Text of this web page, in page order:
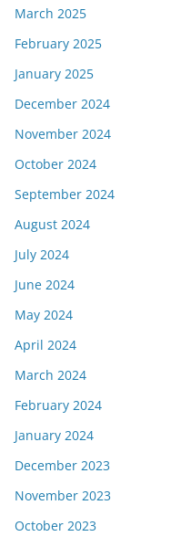
March 2025
February 2025
January 2025
December 2024
November 2024
October 2024
September 2024
August 2024
July 2024
June 2024
May 2024
April 2024
March 2024
February 2024
January 2024
December 2023
November 2023
October 2023